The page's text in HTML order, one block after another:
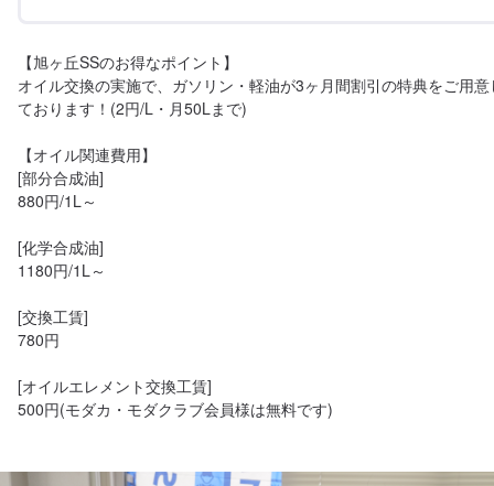
【旭ヶ丘SSのお得なポイント】
オイル交換の実施で、ガソリン・軽油が3ヶ月間割引の特典をご用意
ております！(2円/L・月50Lまで)
【オイル関連費用】
[部分合成油]
880円/1L～
[化学合成油]
1180円/1L～
[交換工賃]
780円
[オイルエレメント交換工賃]